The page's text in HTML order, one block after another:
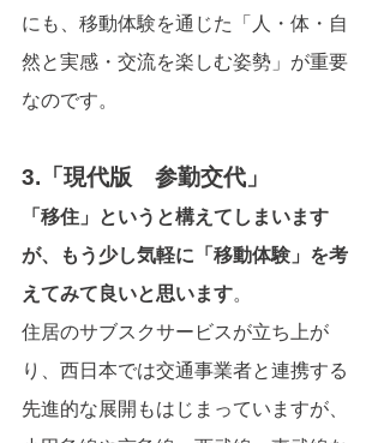
にも、移動体験を通じた「人・体・自
然と実感・交流を楽しむ姿勢」が重要
なのです。
3.「現代版　参勤交代」
「移住」というと構えてしまいます
が、もう少し気軽に「移動体験」を考
えてみて良いと思います。
住居のサブスクサービスが立ち上が
り、西日本では交通事業者と連携する
先進的な展開もはじまっていますが、